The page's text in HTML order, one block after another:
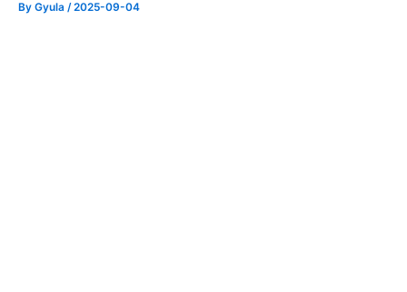
By Gyula /2025-09-04